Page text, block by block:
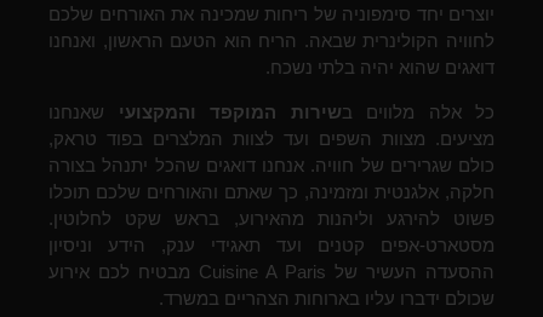
יוצרים יחד סימפוניה של ריחות שמכינה את האורחים שלכם
לחוויה הקולינרית שבאה. הריח הוא הטעם הראשון, ואנחנו
דואגים שהוא יהיה בלתי נשכח.
כל אלה מלווים בשירות המוקפד והמקצועי שאנחנו
מציעים. מצוות השפים ועד לצוות המלצרים בפוד טראק,
כולם שגרירים של חוויה. אנחנו דואגים שהכל יתנהל בצורה
חלקה, אלגנטית ומזמינה, כך שאתם והאורחים שלכם תוכלו
פשוט להירגע וליהנות מהאירוע, בראש שקט לחלוטין.
מסטארט-אפים קטנים ועד תאגידי ענק, הידע וניסיון
ההסעדה העשיר של Cuisine A Paris מבטיח לכם אירוע
שכולם ידברו עליו בארוחות הצהריים במשרד.